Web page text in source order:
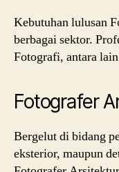
Kebutuhan lulusan
berbagai sektor.
Fotografi, antara
Fotografer
Bergelut di bidang
eksterior, maupun